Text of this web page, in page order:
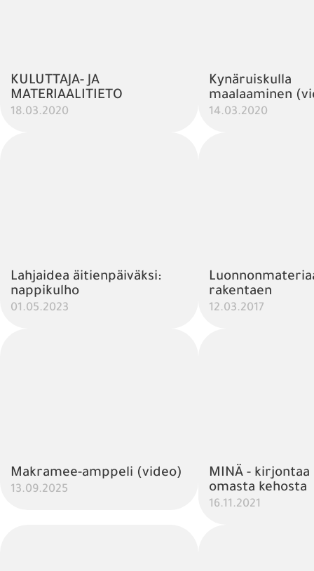
KULUTTAJA- JA
MATERIAALITIETO
18.03.2020
Kynäruiskulla
maalaaminen
14.03.2020
Lahjaidea äitienpäiväksi:
nappikulho
01.05.2023
rakentaen
12.03.2017
Makramee-amppeli (video)
13.09.2025
MINÄ - kirjontaa
omasta kehosta
16.11.2021